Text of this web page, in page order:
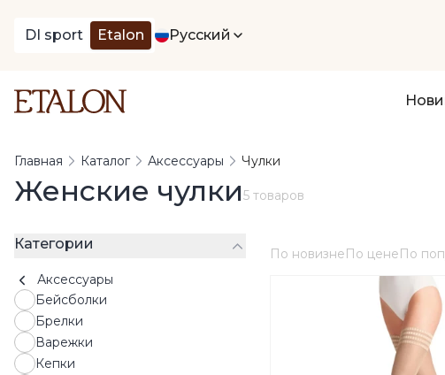
DI sport Etalon Русский
Главная Каталог Аксессуары Чулки
Женские чулки5 товаров
Категории
Аксессуары
Бейсболки
Брелки
Варежки
Кепки
По новизнеПо ценеПо